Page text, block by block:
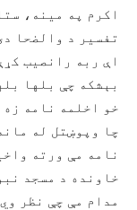
اکرم په مينه،
تفسير د والضحا
اې ربه رانصيب
بېشکه چې بلها
خو اخلمه نامه
چا وپوښتل له
نامه مې ورته
خاونده د مسجد
مدام مې چې نظر